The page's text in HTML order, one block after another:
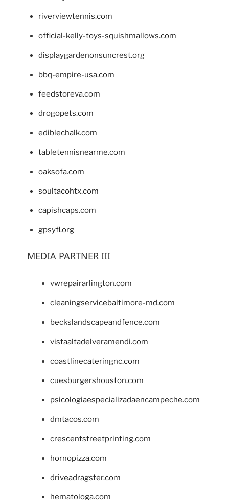
riverviewtennis.com
official-kelly-toys-squishmallows.com
displaygardenonsuncrest.org
bbq-empire-usa.com
feedstoreva.com
drogopets.com
ediblechalk.com
tabletennisnearme.com
oaksofa.com
soultacohtx.com
capishcaps.com
gpsyfl.org
MEDIA PARTNER III
vwrepairarlington.com
cleaningservicebaltimore-md.com
beckslandscapeandfence.com
vistaaltadelveramendi.com
coastlinecateringnc.com
cuesburgershouston.com
psicologiaespecializadaencampeche.com
dmtacos.com
crescentstreetprinting.com
hornopizza.com
driveadragster.com
hematologa.com